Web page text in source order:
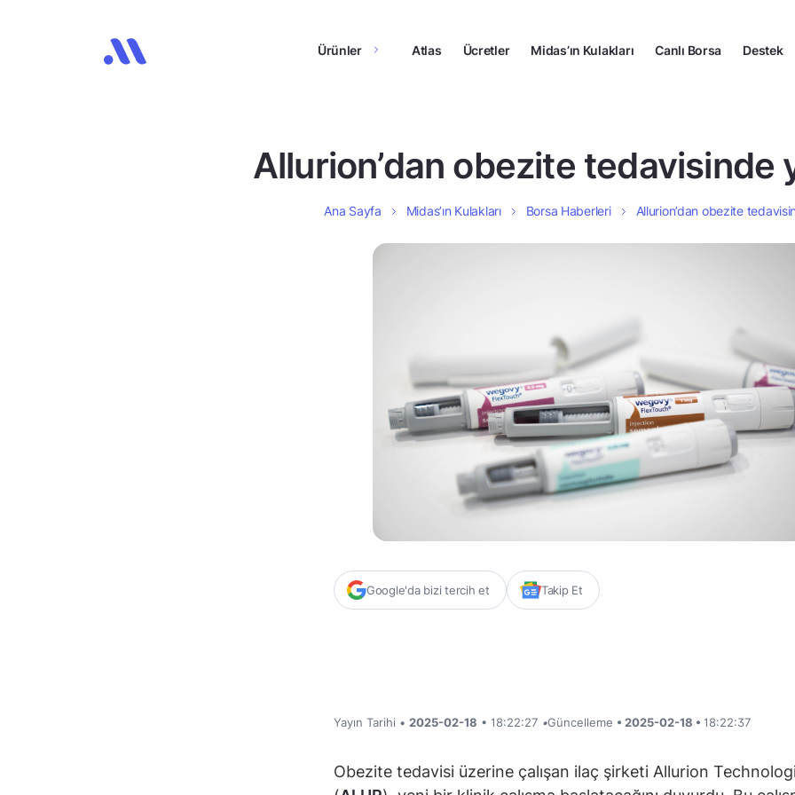
Ürünler Atlas Ücretler Midas’ın Kulakları Canlı Borsa Destek
Allurion’dan obezite tedavisinde
Ana Sayfa Midas’ın Kulakları Borsa Haberleri Allurion’dan obezite
Google'da bizi tercih et Takip Et
Yayın Tarihi • 2025-02-18 • 18:22:27 •Güncelleme • 2025-02-18 • 18:22:37
Obezite tedavisi üzerine çalışan ilaç şirketi Allurion